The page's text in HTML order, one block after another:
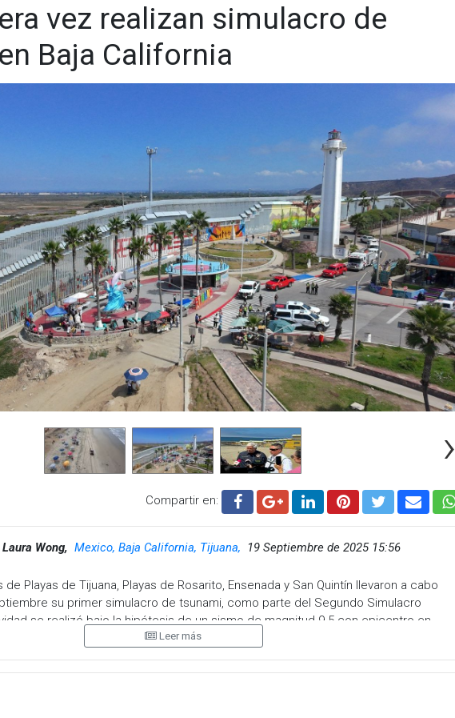
| Instagram:@cadenanoticiasmx| TikTok:@CadenaNoticias
vez realizan simulacro de
Baja California
›
Compartir en:
Wong, Mexico, Baja California, Tijuana, 19 Septiembre de 2025 15:56
Playas de Tijuana, Playas de Rosarito, Ensenada y San Quintín llevaron a cabo
su primer simulacro de tsunami, como parte del Segundo Simulacro
se realizó bajo la hipótesis de un sismo de magnitud 9.5 con epicentro en
Leer más